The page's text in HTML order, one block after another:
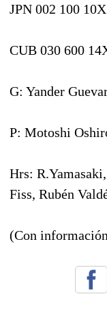
JPN 002 100
CUB 030 600
G: Yander
P: Motoshi
Hrs:
Fiss, Rubén
(Con